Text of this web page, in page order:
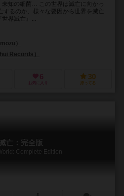
未知の細菌… この世界は滅亡に向かっ
るのか、様々な要因から世界を滅亡
界滅亡』...
）
Records）
6
お気に入り
30
持ってる
亡：完全版
Complete Edition